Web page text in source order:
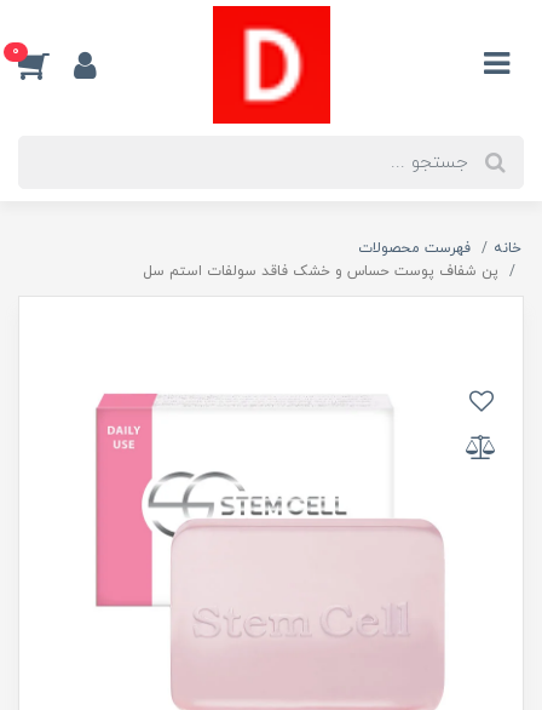
0
خانه
فهرست محصولات
پن شفاف پوست حساس و خشک فاقد سولفات استم سل